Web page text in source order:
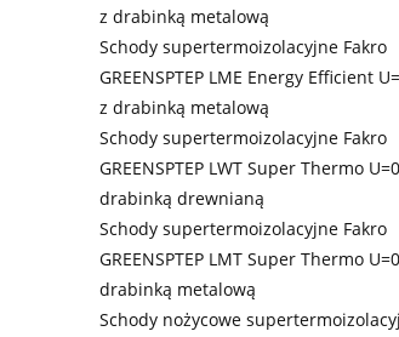
z drabinką metalową
Schody supertermoizolacyjne Fakro
GREENSPTEP LME Energy Efficient
z drabinką metalową
Schody supertermoizolacyjne Fakro
GREENSPTEP LWT Super Thermo
drabinką drewnianą
Schody supertermoizolacyjne Fakro
GREENSPTEP LMT Super Thermo
drabinką metalową
Schody nożycowe